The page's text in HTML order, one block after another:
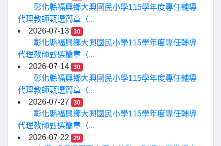
彰化縣福興鄉大興國民小學115學年度專任輔導
代理教師甄選簡章（...
2026-07-13
30
彰化縣福興鄉大興國民小學115學年度專任輔導
代理教師甄選簡章（...
2026-07-14
30
彰化縣福興鄉大興國民小學115學年度專任輔導
代理教師甄選簡章（...
2026-07-27
30
彰化縣福興鄉大興國民小學115學年度專任輔導
代理教師甄選簡章（...
2026-07-22
29